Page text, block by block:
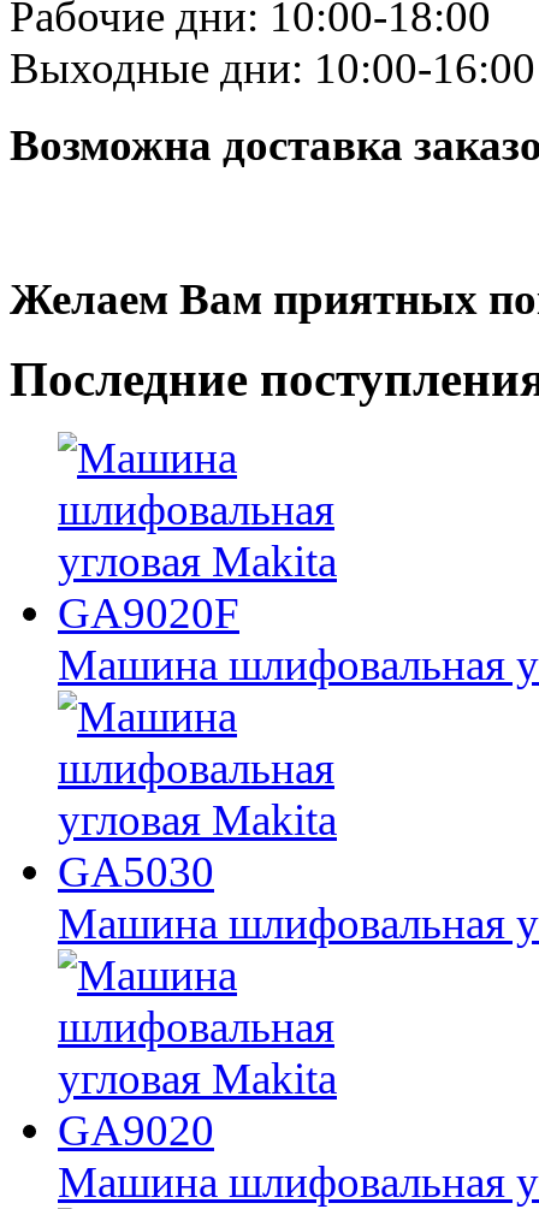
Рабочие дни: 10:00-18:00
Выходные дни: 10:00-16:00
Возможна доставка
Желаем Вам приятных
Последние
Машина шлифовальная
Машина шлифовальная
Машина шлифовальная